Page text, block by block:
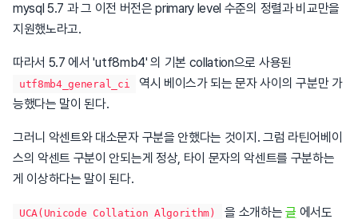
mysql 5.7 과 그 이전 버전은 primary level 수준의 정렬과 비교만을
지원했노라고.
따라서 5.7 에서 'utf8mb4' 의 기본 collation으로 사용된
utf8mb4_general_ci
역시 베이스가 되는 문자 사이의 구분만 가
능했다는 말이 된다.
그러니 악센트와 대소문자 구분을 안했다는 것이지. 그럼 라틴어베이
스의 악센트 구분이 안되는게 정상, 타이 문자의 악센트를 구분하는
게 이상하다는 말이 된다.
UCA(Unicode Collation Algorithm) 을 소개하는글 에서도